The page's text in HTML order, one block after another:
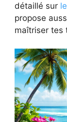
détaillé sur
propose
maîtriser tes